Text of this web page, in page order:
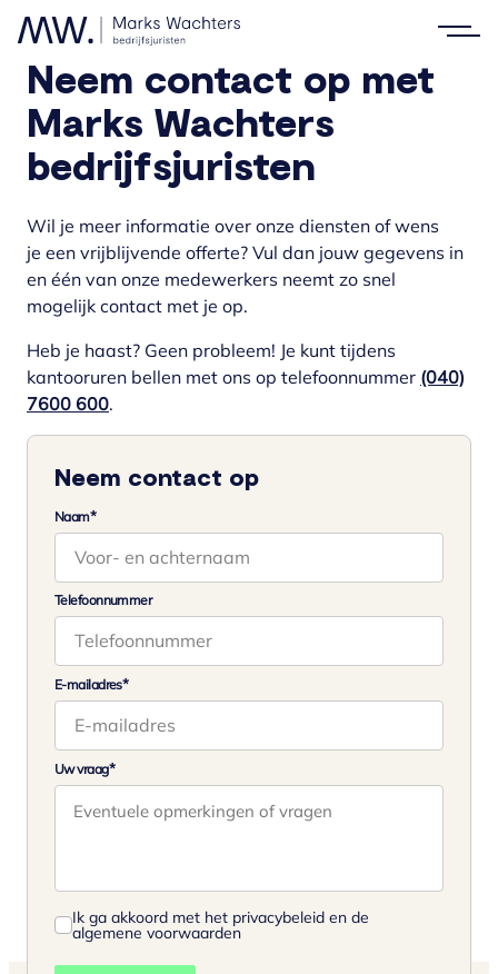
Marks Wachters bedrijfsjuristen
Neem contact op met
Marks Wachters
bedrijfsjuristen
Wil je meer informatie over onze diensten of wens
je een vrijblijvende offerte? Vul dan jouw gegevens in
en één van onze medewerkers neemt zo snel
mogelijk contact met je op.
Heb je haast? Geen probleem! Je kunt tijdens
kantooruren bellen met ons op telefoonnummer (040)
7600 600.
Neem contact op
Naam*
Telefoonnummer
E-mailadres*
Uw vraag*
Ik ga akkoord met het privacybeleid en de
algemene voorwaarden